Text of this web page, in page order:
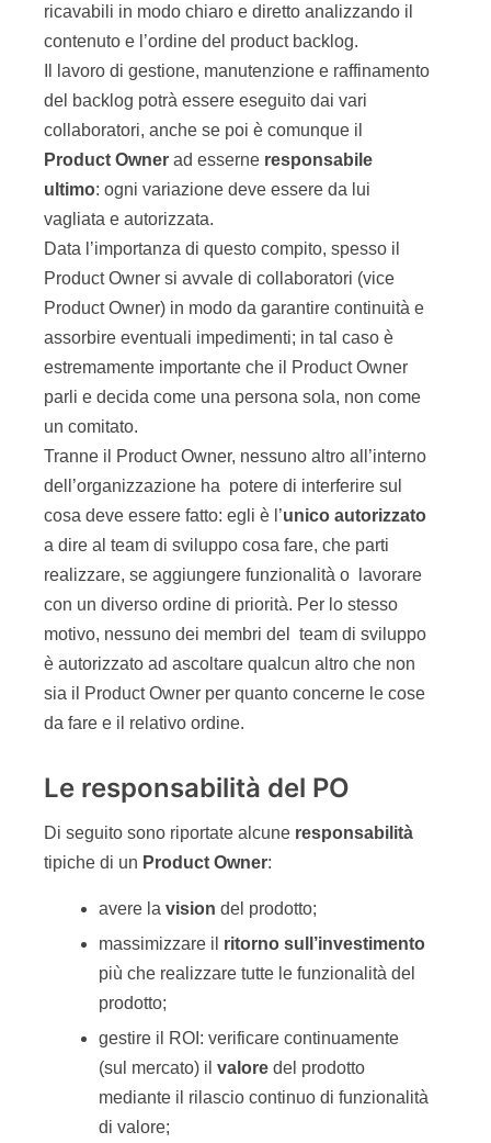
ricavabili in modo chiaro e diretto analizzando il
contenuto e l’ordine del product backlog.
Il lavoro di gestione, manutenzione e raffinamento
del backlog potrà essere eseguito dai vari
collaboratori, anche se poi è comunque il
Product Owner ad esserne responsabile
ultimo: ogni variazione deve essere da lui
vagliata e autorizzata.
Data l’importanza di questo compito, spesso il
Product Owner si avvale di collaboratori (vice
Product Owner) in modo da garantire continuità e
assorbire eventuali impedimenti; in tal caso è
estremamente importante che il Product Owner
parli e decida come una persona sola, non come
un comitato.
Tranne il Product Owner, nessuno altro all’interno
dell’organizzazione ha potere di interferire sul
cosa deve essere fatto: egli è l’unico autorizzato
a dire al team di sviluppo cosa fare, che parti
realizzare, se aggiungere funzionalità o lavorare
con un diverso ordine di priorità. Per lo stesso
motivo, nessuno dei membri del team di sviluppo
è autorizzato ad ascoltare qualcun altro che non
sia il Product Owner per quanto concerne le cose
da fare e il relativo ordine.
Le responsabilità del PO
Di seguito sono riportate alcune responsabilità
tipiche di un Product Owner:
avere la vision del prodotto;
massimizzare il ritorno sull’investimento
più che realizzare tutte le funzionalità del
prodotto;
gestire il ROI: verificare continuamente
(sul mercato) il valore del prodotto
mediante il rilascio continuo di funzionalità
di valore;